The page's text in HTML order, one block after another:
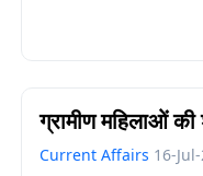
ग्रामीण महिलाओं
Current Affairs 16-